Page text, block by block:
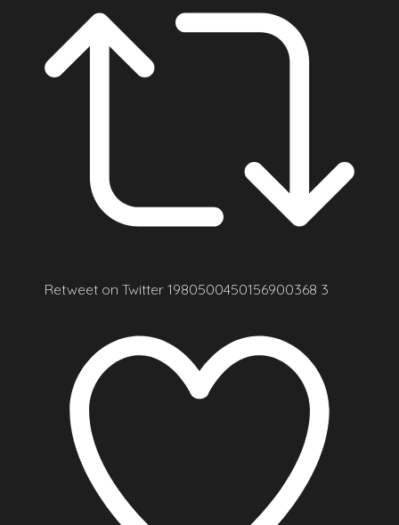
Retweet on Twitter 1980500450156900368 3